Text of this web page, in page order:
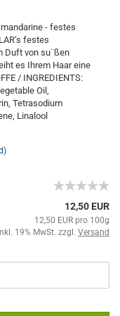
- festes
festes
Duft von su¨ßen
es Ihrem Haar eine
/ INGREDIENTS:
Oil,
Tetrasodium
Linalool
12,50 EUR
12,50 EUR pro 100g
19% MwSt. zzgl. Versand